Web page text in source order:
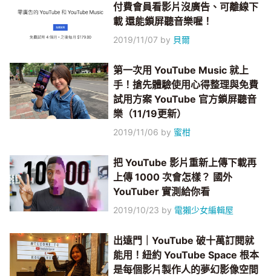
付費會員看影片沒廣告、可離線下
載 還能鎖屏聽音樂喔！
2019/11/07 by 貝爾
第一次用 YouTube Music 就上
手！搶先體驗使用心得整理與免費
試用方案 YouTube 官方鎖屏聽音
樂（11/19更新）
2019/11/06 by 蜜柑
把 YouTube 影片重新上傳下載再
上傳 1000 次會怎樣？ 國外
YouTuber 實測給你看
2019/10/23 by 電獺少女編輯屋
出遠門｜YouTube 破十萬訂閱就
能用！紐約 YouTube Space 根本
是每個影片製作人的夢幻影像空間